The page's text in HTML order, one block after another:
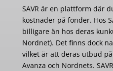
SAVR är en plattform där
kostnader på fonder. Hos
billigare än hos deras
Nordnet). Det finns dock
vilket är att deras utbud
Avanza och Nordnets.